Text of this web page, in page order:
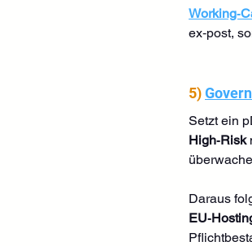
ex‑post,
5)
Setzt ein
High‑Risk
Daraus